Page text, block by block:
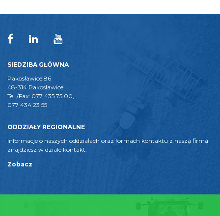
SIEDZIBA GŁÓWNA
Pakosławice 86
48-314 Pakosławice
Tel./Fax: 077 435 75 00,
077 434 23 55
ODDZIAŁY REGIONALNE
Informacje o naszych oddziałach oraz formach kontaktu z naszą firmą
znajdziesz w dziale kontakt.
Zobacz